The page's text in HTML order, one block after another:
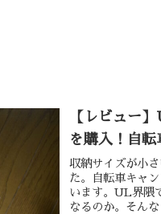
【レビュー
を購入！自転
収納サイズが小
た。自転車キャ
います。UL界隈
なるのか。そん